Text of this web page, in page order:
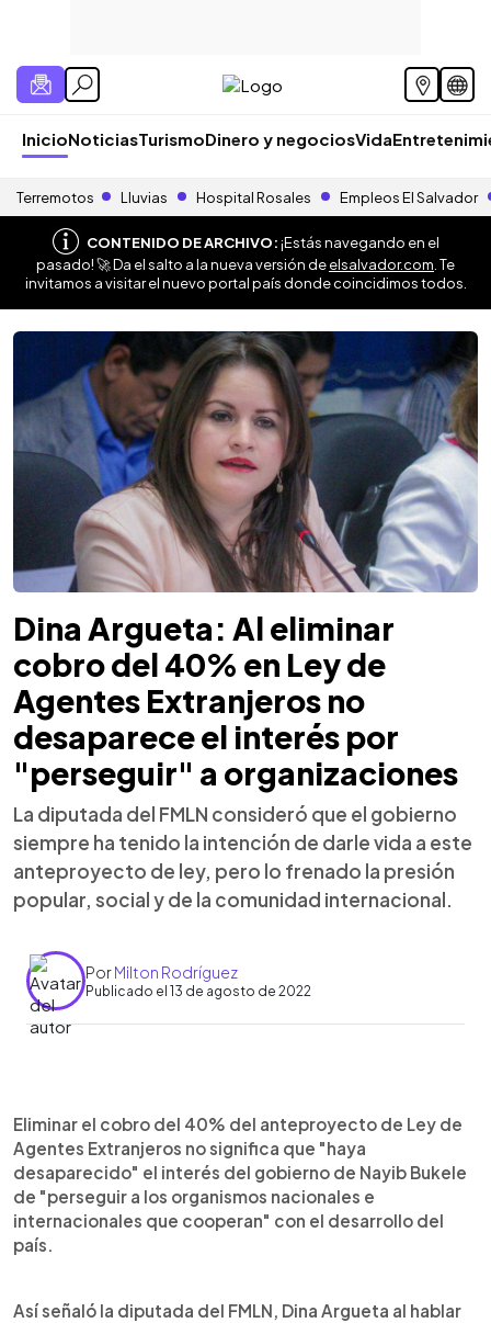
InicioNoticiasTurismoDinero y negociosVida
Terremotos Lluvias Hospital Rosales Empleos El Salvador
CONTENIDO DE ARCHIVO:¡Estás navegando en el
pasado! 🚀 Da el salto a la nueva versión deelsalvador.com . Te
invitamos a visitar el nuevo portal país donde coincidimos todos.
Dina Argueta: Al eliminar
cobro del 40% en Ley de
Agentes Extranjeros no
desaparece el interés por
"perseguir" a organizaciones
La diputada del FMLN consideró que el gobierno
siempre ha tenido la intención de darle vida a este
anteproyecto de ley, pero lo frenado la presión
popular, social y de la comunidad internacional.
PorMilton Rodríguez
Publicado el 13 de agosto de 2022
Escuchar artículo
Eliminar el cobro del 40% del anteproyecto de Ley de
Agentes Extranjeros no significa que "haya
desaparecido" el interés del gobierno de Nayib Bukele
de "perseguir a los organismos nacionales e
internacionales que cooperan" con el desarrollo del
país.
Así señaló la diputada del FMLN, Dina Argueta al hablar